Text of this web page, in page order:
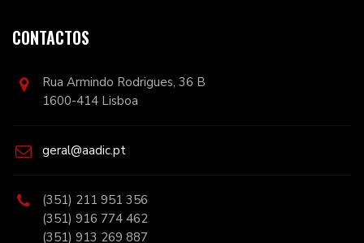
CONTACTOS
Rua Armindo Rodrigues, 36 B
1600-414 Lisboa
geral@aadic.pt
(351) 211 951 356
(351) 916 774 462
(351) 913 269 887